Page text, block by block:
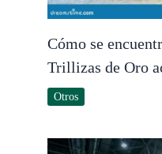
Cómo se
Trillizas de Oro
Otros